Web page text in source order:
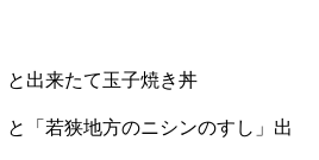
と出来たて玉子焼き丼
と「若狭地方のニシンのすし」出